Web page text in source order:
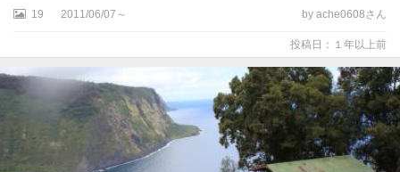
19 2011/06/07～ by ache0608さん
投稿日：１年以上前